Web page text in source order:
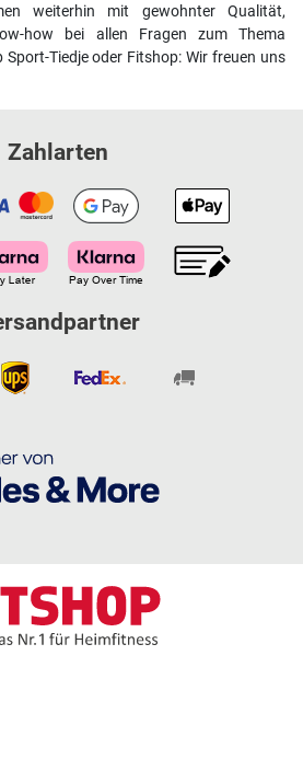
weiterhin mit gewohnter Qualität,
how bei allen Fragen zum Thema
Sport-Tiedje oder Fitshop: Wir freuen uns
Zahlarten